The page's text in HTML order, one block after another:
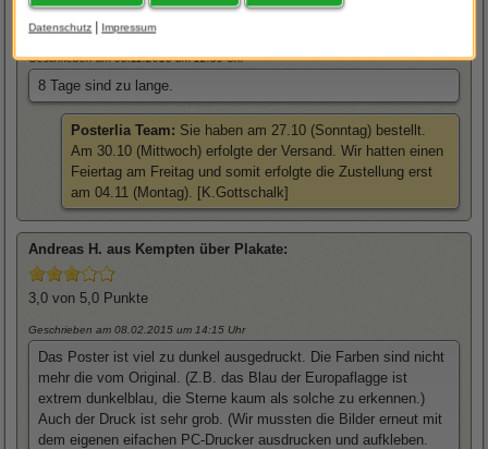
2,7von 5,0 Punkte
Geschrieben am 05.11.2013um 12:50 Uhr
8 Tage sind zu lange.
Posterlia Team: Sie haben am 27.10 (Sonntag) bestellt.
Am 30.10 (Mittwoch) erfolgte der Versand. Wir hatten einen
Feiertag am Freitag und somit erfolgte die Zustellung erst
am 04.11 (Montag). [K.Gottschalk]
Andreas H. aus Kempten über Plakate:
3,0 von 5,0 Punkte
Geschrieben am 08.02.2015 um 14:15 Uhr
Das Poster ist viel zu dunkel ausgedruckt. Die Farben sind nicht
mehr die vom Original. (Z.B. das Blau der Europaflagge ist
extrem dunkelblau, die Sterne kaum als solche zu erkennen.)
Auch der Druck ist sehr grob. (Wir mussten die Bilder erneut mit
dem eigenen eifachen PC-Drucker ausdrucken und aufkleben.
Datenschutz | Impressum